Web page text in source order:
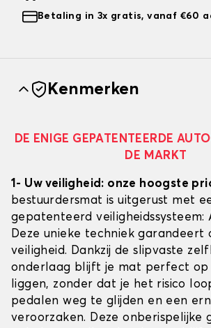
Betaling in 3x gratis, vanaf €60
Kenmerken
DE ENIGE GEPATENTEERDE
DE MARKT
1- Uw veiligheid: onze hoogste
bestuurdersmat is uitgerust met
gepatenteerd veiligheidssysteem:
Deze unieke techniek garandeert
veiligheid. Dankzij de slipvaste
onderlaag blijft je mat perfect op
liggen, zonder dat je het risico
pedalen weg te glijden en een
veroorzaken. Deze onberispelijke